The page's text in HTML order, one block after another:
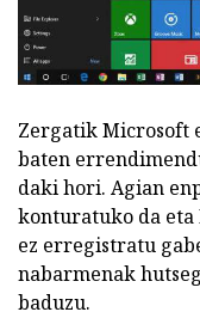
Zergatik Microsoft
baten
daki hori. Agian
konturatuko da eta
ez erregistratu
nabarmenak
baduzu.